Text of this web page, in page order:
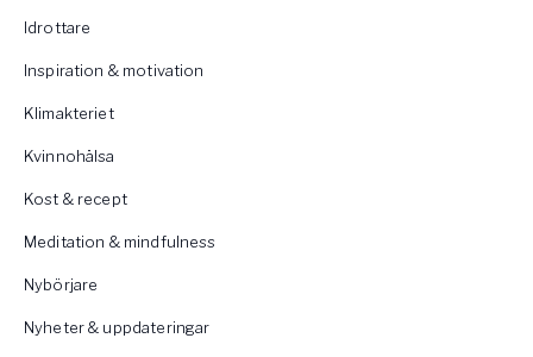
Idrottare
Inspiration & motivation
Klimakteriet
Kvinnohälsa
Kost & recept
Meditation & mindfulness
Nybörjare
Nyheter & uppdateringar